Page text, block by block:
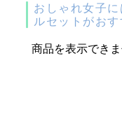
おしゃれ女子
ルセットがおす